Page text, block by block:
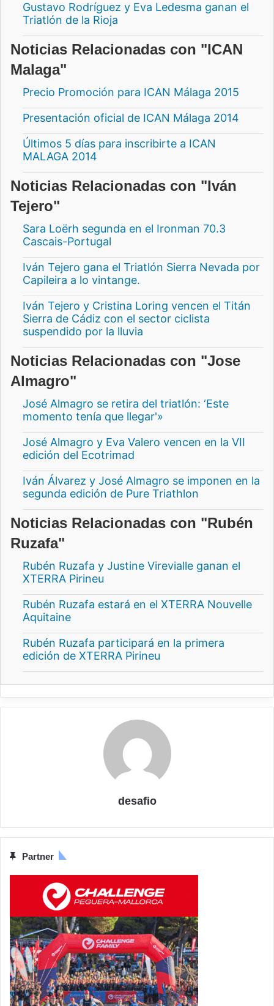
Gustavo Rodríguez y Eva Ledesma ganan el
Triatlón de la Rioja
Noticias Relacionadas con "ICAN
Malaga"
Precio Promoción para ICAN Málaga 2015
Presentación oficial de ICAN Málaga 2014
Últimos 5 días para inscribirte a ICAN
MALAGA 2014
Noticias Relacionadas con "Iván
Tejero"
Sara Loërh segunda en el Ironman 70.3
Cascais-Portugal
Iván Tejero gana el Triatlón Sierra Nevada por
Capileira a lo vintange.
Iván Tejero y Cristina Loring vencen el Titán
Sierra de Cádiz con el sector ciclista
suspendido por la lluvia
Noticias Relacionadas con "Jose
Almagro"
José Almagro se retira del triatlón: ‘Este
momento tenía que llegar'»
José Almagro y Eva Valero vencen en la VII
edición del Ecotrimad
Iván Álvarez y José Almagro se imponen en la
segunda edición de Pure Triathlon
Noticias Relacionadas con "Rubén
Ruzafa"
Rubén Ruzafa y Justine Virevialle ganan el
XTERRA Pirineu
Rubén Ruzafa estará en el XTERRA Nouvelle
Aquitaine
Rubén Ruzafa participará en la primera
edición de XTERRA Pirineu
desafio
Partner